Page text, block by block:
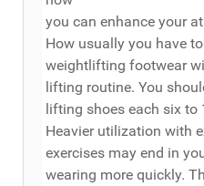
you can enhance your
How usually you have
weightlifting footwear
lifting routine. You
lifting shoes each six to
Heavier utilization with
exercises may end in
wearing more quickly.